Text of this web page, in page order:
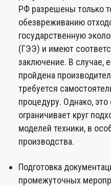
РФ разрешены только
обезвреживанию
государственную
(ГЭЭ) и имеют
заключение. В случае,
пройдена
требуется
процедуру. Однако,
ограничивает круг
моделей техники, в
производства.
Подготовка
промежуточных